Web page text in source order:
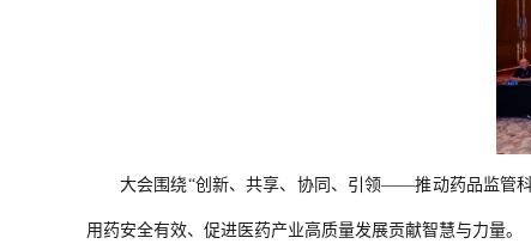
大会围绕“创新、共享、协同、引领——推动药品监管
用药安全有效、促进医药产业高质量发展贡献智慧与力量。